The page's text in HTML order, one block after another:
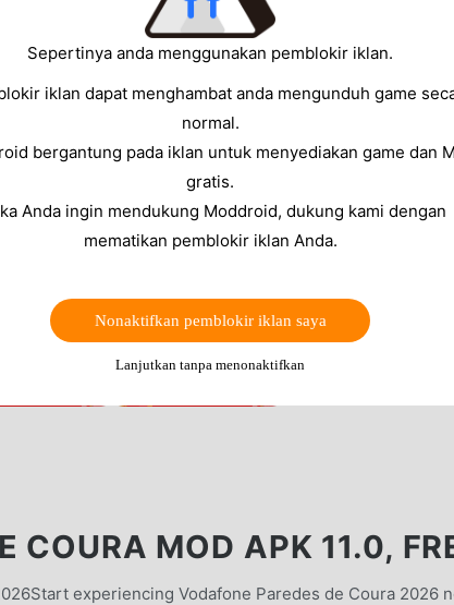
COURA MOD APK 11.0,
experiencing Vodafone Paredes de Coura 2026
Sepertinya anda menggunakan pemblokir iklan.
iklan dapat menghambat anda mengunduh game
normal.
bergantung pada iklan untuk menyediakan game dan
gratis.
Anda ingin mendukung Moddroid, dukung kami dengan
mematikan pemblokir iklan Anda.
Nonaktifkan pemblokir iklan saya
Lanjutkan tanpa menonaktifkan